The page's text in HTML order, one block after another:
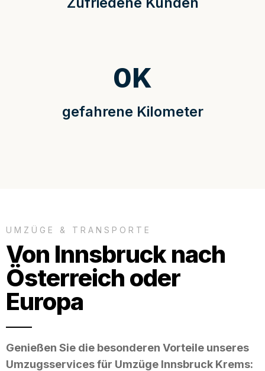
gefahrene Kilometer
0K
UMZÜGE & TRANSPORTE
Von Innsbruck nach
Österreich oder
Europa
Genießen Sie die besonderen Vorteile unseres
Umzugsservices für Umzüge Innsbruck Krems: